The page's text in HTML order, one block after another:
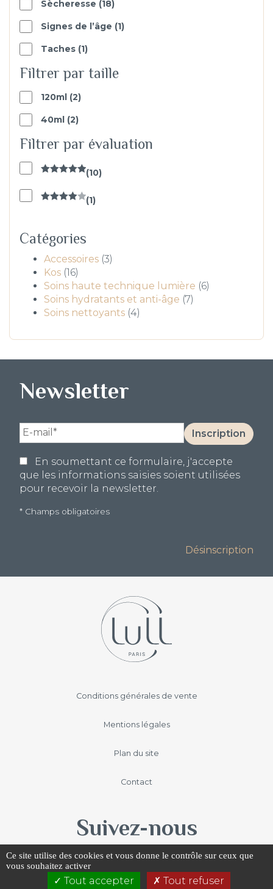
Sècheresse
1818
Signes de l’âge
11
Taches 11
Filtrer par taille
120ml 22
40ml 22
Filtrer par évaluation
5
(10)
(1)
Catégories
Accessoires 33
Kos 1616
produits
Soins haute technique lumière 66
Soins hydratants et anti-âge 77
Soins nettoyants 44
Newsletter
Votre
e-
mail
(obligatoire)
Inscription
En soumettant ce formulaire, j'accepte
que les informations saisies soient utilisées
pour recevoir la newsletter.
* Champs obligatoires
Désinscription
Navigation
secondaire
Conditions générales de vente
Mentions légales
Plan du site
Contact
Suivez-nous
Instagram
Youtube
Ce site utilise des cookies et vous donne le contrôle sur ceux que
vous souhaitez activer
Tout accepter Tout refuser